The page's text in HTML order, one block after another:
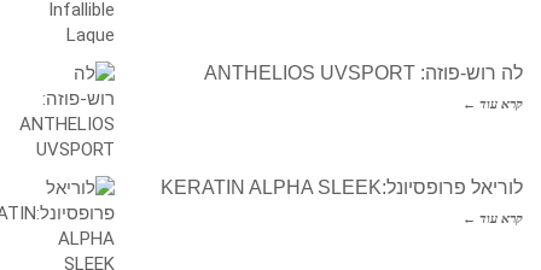
לה רוש-פוזה: ANTHELIOS UVSPORT
קרא עוד ←
לוריאל פרופסיונל:KERATIN ALPHA SLEEK
קרא עוד ←